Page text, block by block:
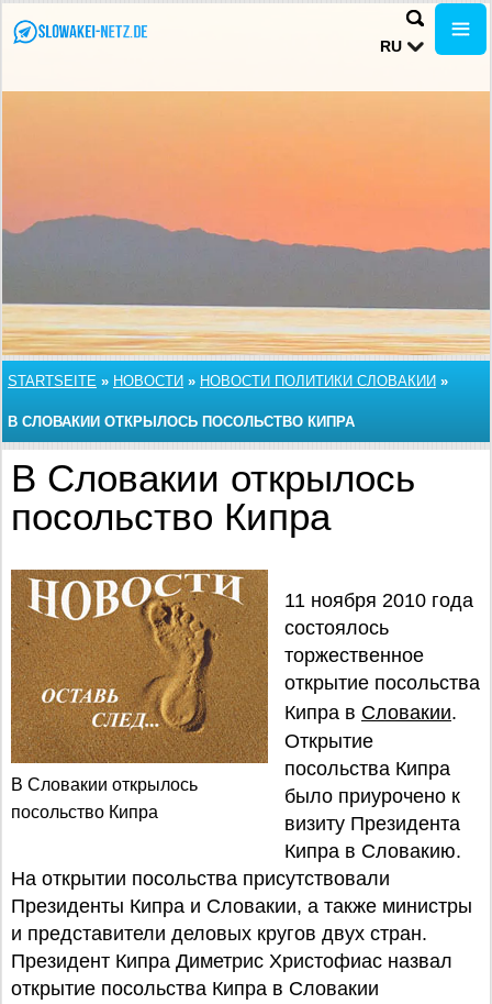
RU
STARTSEITE » НОВОСТИ » НОВОСТИ ПОЛИТИКИ СЛОВАКИИ »
В СЛОВАКИИ ОТКРЫЛОСЬ ПОСОЛЬСТВО КИПРА
В Словакии открылось
посольство Кипра
В Словакии открылось
посольство Кипра
11 ноября 2010 года
состоялось
торжественное
открытие посольства
Кипра в Словакии.
Открытие
посольства Кипра
было приурочено к
визиту Президента
Кипра в Словакию.
На открытии посольства присутствовали
Президенты Кипра и Словакии, а также министры
и представители деловых кругов двух стран.
Президент Кипра Диметрис Христофиас назвал
открытие посольства Кипра в Словакии